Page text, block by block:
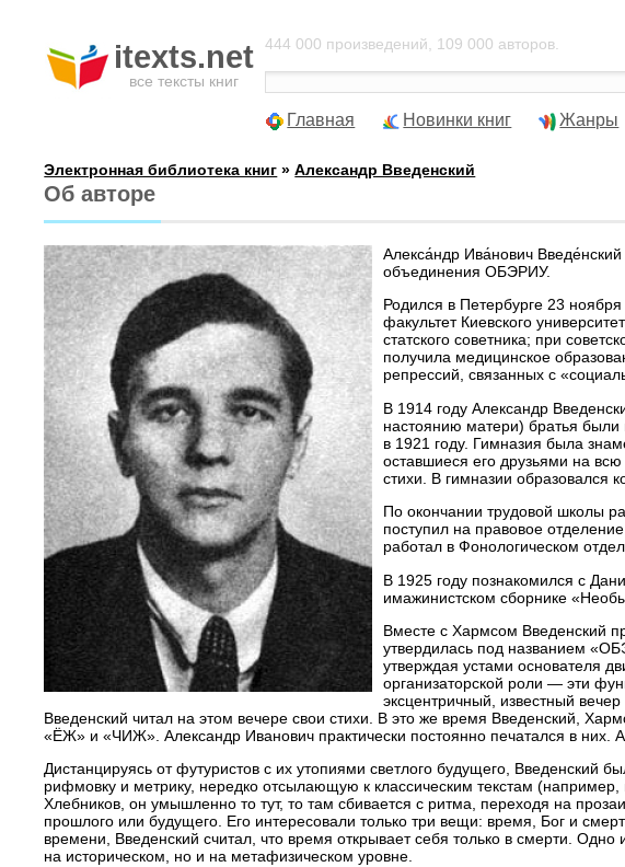
itexts.net
все тексты книг
444 000 произведений, 109 000 авторов.
Главная Новинки книг Жанры
Электронная библиотека книг »Александр Введенский
Об авторе
Алекса́ндр Ива́нович
объединения ОБЭРИУ.
Родился в Петербурге 23
факультет Киевского
статского советника; при
получила медицинское
репрессий, связанных с
В 1914 году Александр
настоянию матери) братья
в 1921 году. Гимназия была
оставшиеся его друзьями на
стихи. В гимназии образовался
По окончании трудовой школы
поступил на правовое
работал в Фонологическом
В 1925 году познакомился с
имажинистском сборнике
Вместе с Хармсом Введенский
утвердилась под названием
утверждая устами основателя
организаторской роли — эти
эксцентричный, известный
Введенский читал на этом вечере свои стихи. В это же время Введенский,
«ЁЖ» и «ЧИЖ». Александр Иванович практически постоянно печатался в них.
Дистанцируясь от футуристов с их утопиями светлого будущего,
рифмовку и метрику, нередко отсылающую к классическим текстам
Хлебников, он умышленно то тут, то там сбивается с ритма, переходя на
прошлого или будущего. Его интересовали только три вещи: время, Бог и
времени, Введенский считал, что время открывает себя только в смерти.
на историческом, но и на метафизическом уровне.